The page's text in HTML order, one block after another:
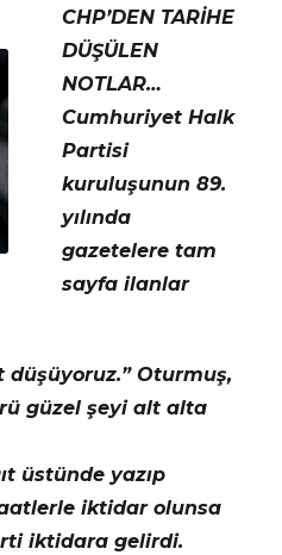
CHP’DEN TARİHE
DÜŞÜLEN
NOTLAR…
Cumhuriyet Halk
Partisi
kuruluşunun 89.
yılında
gazetelere tam
sayfa ilanlar
düşüyoruz.” Oturmuş,
güzel şeyi alt alta
üstünde yazıp
iktidar olunsa
iktidara gelirdi.